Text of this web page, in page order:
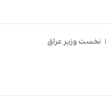
| نخست وزیر عراق